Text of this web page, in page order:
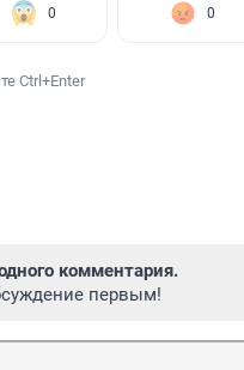
0 0
Ctrl+Enter
комментария.
первым!